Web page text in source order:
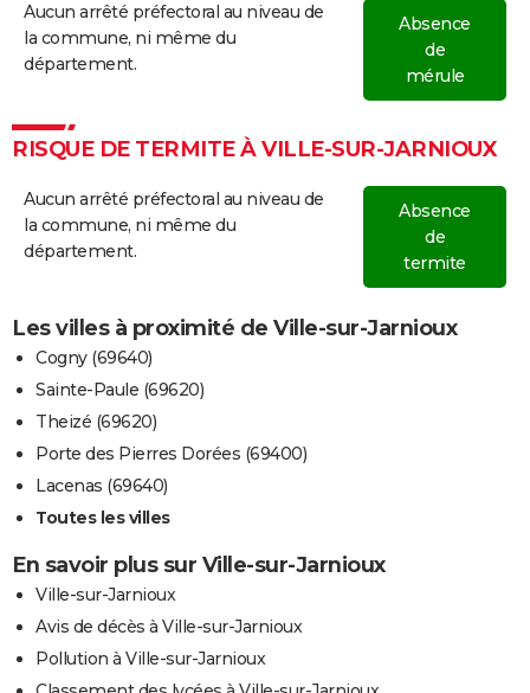
Aucun arrêté préfectoral au niveau de
la commune, ni même du
département.
Absence
de
mérule
RISQUE DE TERMITE À VILLE-SUR-JARNIOUX
Aucun arrêté préfectoral au niveau de
la commune, ni même du
département.
Absence
de
termite
Les villes à proximité de Ville-sur-Jarnioux
Cogny (69640)
Sainte-Paule (69620)
Theizé (69620)
Porte des Pierres Dorées (69400)
Lacenas (69640)
Toutes les villes
En savoir plus sur Ville-sur-Jarnioux
Ville-sur-Jarnioux
Avis de décès à Ville-sur-Jarnioux
Pollution à Ville-sur-Jarnioux